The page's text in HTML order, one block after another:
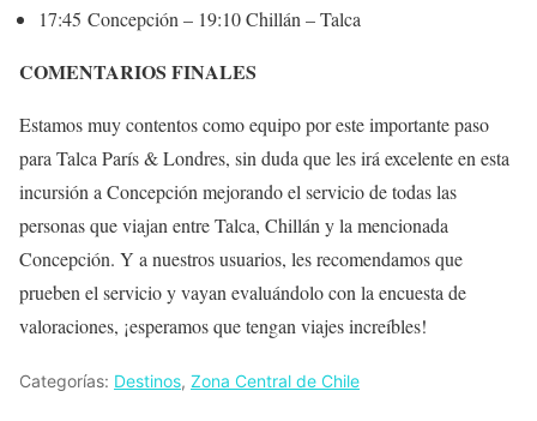
17:45 Concepción – 19:10 Chillán – Talca
COMENTARIOS FINALES
Estamos muy contentos como equipo por este importante paso
para Talca París & Londres, sin duda que les irá excelente en esta
incursión a Concepción mejorando el servicio de todas las
personas que viajan entre Talca, Chillán y la mencionada
Concepción. Y a nuestros usuarios, les recomendamos que
prueben el servicio y vayan evaluándolo con la encuesta de
valoraciones, ¡esperamos que tengan viajes increíbles!
Categorías: Destinos, Zona Central de Chile